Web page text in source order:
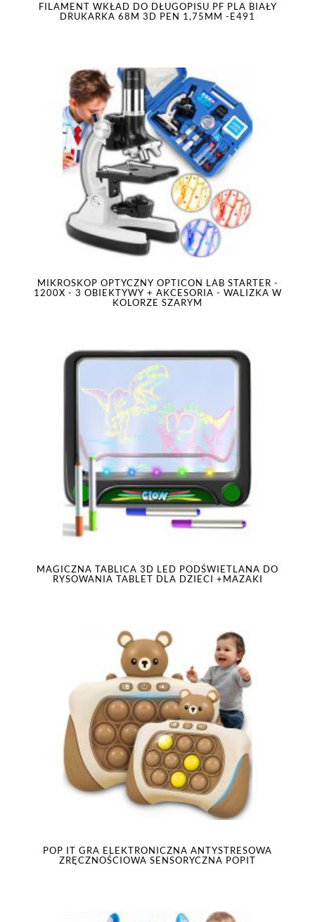
FILAMENT WKŁAD DO DŁUGOPISU PF PLA BIAŁY
DRUKARKA 68M 3D PEN 1,75MM -E491
MIKROSKOP OPTYCZNY OPTICON LAB STARTER -
1200X - 3 OBIEKTYWY + AKCESORIA - WALIZKA W
KOLORZE SZARYM
MAGICZNA TABLICA 3D LED PODŚWIETLANA DO
RYSOWANIA TABLET DLA DZIECI +MAZAKI
POP IT GRA ELEKTRONICZNA ANTYSTRESOWA
ZRĘCZNOŚCIOWA SENSORYCZNA POPIT